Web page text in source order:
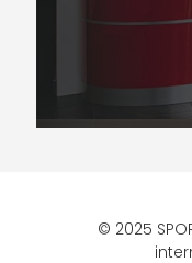
© 2025